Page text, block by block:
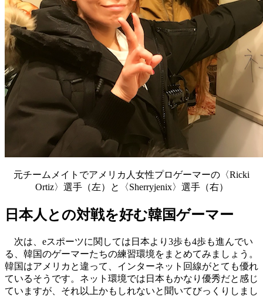
元チームメイトでアメリカ人女性プロゲーマーの〈Ricki
Ortiz〉選手（左）と〈Sherryjenix〉選手（右）
日本人との対戦を好む韓国ゲーマー
次は、eスポーツに関しては日本より3歩も4歩も進んでい
る、韓国のゲーマーたちの練習環境をまとめてみましょう。
韓国はアメリカと違って、インターネット回線がとても優れ
ているそうです。ネット環境では日本もかなり優秀だと感じ
ていますが、それ以上かもしれないと聞いてびっくりしまし